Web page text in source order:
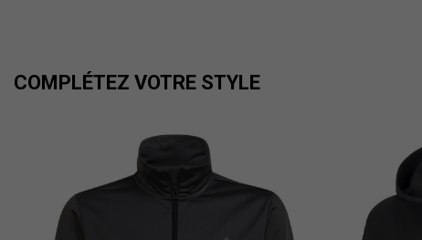
COMPLÉTEZ VOTRE STYLE